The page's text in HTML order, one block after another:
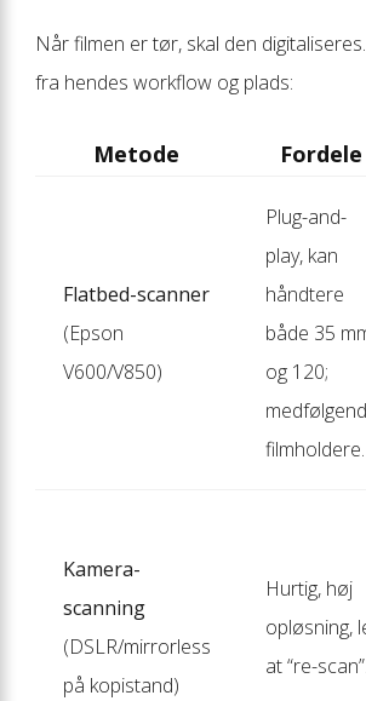
Når filmen er tør, skal den
fra hendes workflow og plads:
Metode Fordele
Flatbed-scanner
(Epson
V600/V850)
Plug-and-
play, kan
håndtere
både 35
og 120;
filmholdere.
Kamera-
scanning
(DSLR/mirrorless
på kopistand)
Hurtig, høj
opløsning,
at “re-scan”.